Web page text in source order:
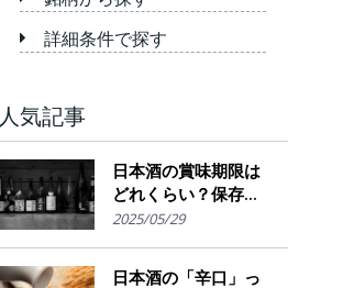
詳細条件で探す
人気記事
日本酒の賞味期限は
どれくらい？保存場
所のポイント
2025/05/29
日本酒の「辛口」っ